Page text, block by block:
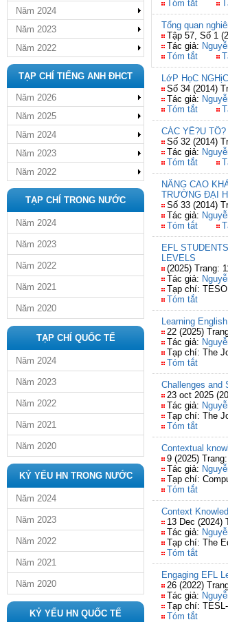
Năm 2024
Năm 2023
Năm 2022
TẠP CHÍ TIẾNG ANH ĐHCT
Năm 2026
Năm 2025
Năm 2024
Năm 2023
Năm 2022
TẠP CHÍ TRONG NƯỚC
Năm 2024
Năm 2023
Năm 2022
Năm 2021
Năm 2020
TẠP CHÍ QUỐC TẾ
Năm 2024
Năm 2023
Năm 2022
Năm 2021
Năm 2020
KỶ YẾU HN TRONG NƯỚC
Năm 2024
Năm 2023
Năm 2022
Năm 2021
Năm 2020
KỶ YẾU HN QUỐC TẾ
Tóm tắt
Tổng quan
Tập 57, Số 1
Tác giả:
Tóm tắt
LớP HọC
Số 34 (2014)
Tác giả:
Tóm tắt
CÁC YÊ?U
Số 32 (2014)
Tác giả:
Tóm tắt
NÂNG CAO
TRƯỜNG ĐẠI
Số 33 (2014)
Tác giả:
Tóm tắt
EFL
LEVELS
(2025) Trang:
Tác giả:
Tạp chí:
Tóm tắt
Learning
22 (2025)
Tác giả:
Tạp chí: The
Tóm tắt
Challenges and
23 oct 2025
Tác giả:
Tạp chí: The
Tóm tắt
Contextual
9 (2025)
Tác giả:
Tạp chí:
Tóm tắt
Context
13 Dec (2024)
Tác giả:
Tạp chí: The
Tóm tắt
Engaging EFL
26 (2022)
Tác giả:
Tạp chí:
Tóm tắt